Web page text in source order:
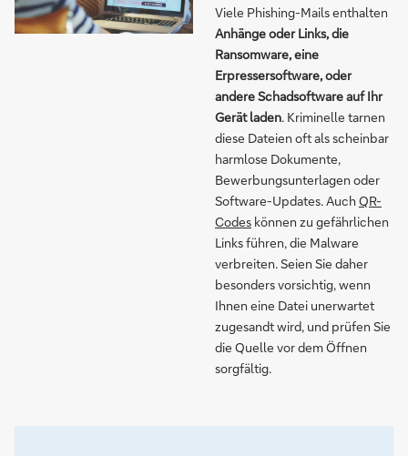
Viele Phishing-Mails enthalten
Anhänge oder Links, die
Ransomware, eine
Erpressersoftware, oder
andere Schadsoftwareauf Ihr
Gerät laden. Kriminelle tarnen
diese Dateien oft als scheinbar
harmlose Dokumente,
Bewerbungsunterlagen oder
Software-Updates. AuchQR-
Codes können zu gefährlichen
Links führen, die Malware
verbreiten. Seien Sie daher
besonders vorsichtig, wenn
Ihnen eine Datei unerwartet
zugesandt wird, und prüfen Sie
die Quelle vor dem Öffnen
sorgfältig.